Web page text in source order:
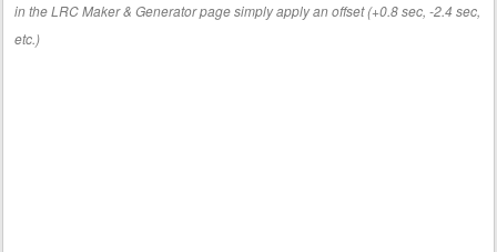
in the LRC Maker & Generator page simply apply an offset (+0.8 sec, -2.4 sec,
etc.)